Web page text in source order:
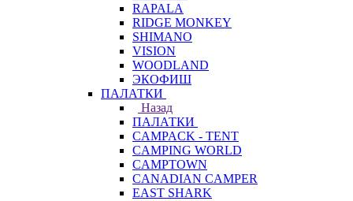
RAPALA
RIDGE MONKEY
SHIMANO
VISION
WOODLAND
ЭКОФИШ
ПАЛАТКИ
Назад
ПАЛАТКИ
CAMPACK - TENT
CAMPING WORLD
CAMPTOWN
CANADIAN CAMPER
EAST SHARK